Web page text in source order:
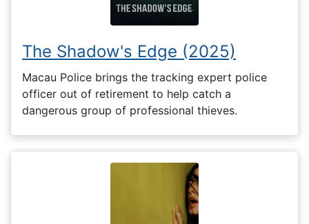
The Shadow's Edge (2025)
Macau Police brings the tracking expert police
officer out of retirement to help catch a
dangerous group of professional thieves.